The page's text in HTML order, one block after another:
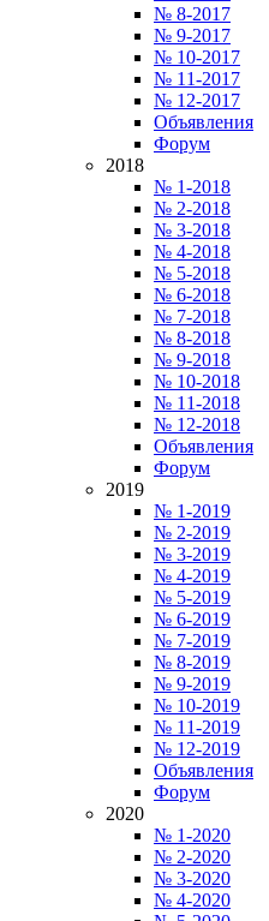
№ 8-2017
№ 9-2017
№ 10-2017
№ 11-2017
№ 12-2017
Объявления
Форум
2018
№ 1-2018
№ 2-2018
№ 3-2018
№ 4-2018
№ 5-2018
№ 6-2018
№ 7-2018
№ 8-2018
№ 9-2018
№ 10-2018
№ 11-2018
№ 12-2018
Объявления
Форум
2019
№ 1-2019
№ 2-2019
№ 3-2019
№ 4-2019
№ 5-2019
№ 6-2019
№ 7-2019
№ 8-2019
№ 9-2019
№ 10-2019
№ 11-2019
№ 12-2019
Объявления
Форум
2020
№ 1-2020
№ 2-2020
№ 3-2020
№ 4-2020